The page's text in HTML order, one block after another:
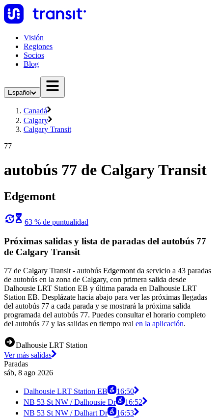
Visión
Regiones
Socios
Blog
Español
Canadá
Calgary
Calgary Transit
77
autobús 77 de Calgary Transit
Edgemont
63 % de puntualidad
Próximas salidas y lista de paradas del autobús 77
de Calgary Transit
77 de Calgary Transit - autobús Edgemont da servicio a 43 paradas
de autobús en la zona de Calgary, con primera salida desde
Dalhousie LRT Station EB y última parada en Dalhousie LRT
Station EB. Desplázate hacia abajo para ver las próximas llegadas
del autobús 77 a cada parada y se mostrará la próxima salida
programada del autobús 77. Puedes consultar el horario completo
del autobús 77 y las salidas en tiempo real en la aplicación.
Dalhousie LRT Station
Ver más salidas
Paradas
sáb, 8 ago 2026
Dalhousie LRT Station EB
16:50
NB 53 St NW / Dalhousie Dr
16:52
NB 53 St NW / Dalhart Dr
16:53